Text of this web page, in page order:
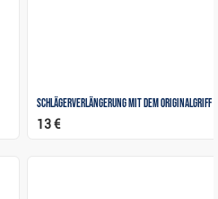
Schlägerverlängerung mit dem Originalgriff
13 €